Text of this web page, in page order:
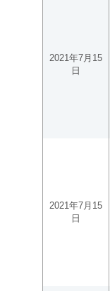
2021年7月15
日
2021年7月15
日